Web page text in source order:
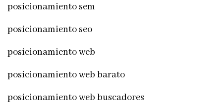
posicionamiento sem
posicionamiento seo
posicionamiento web
posicionamiento web barato
posicionamiento web buscadores